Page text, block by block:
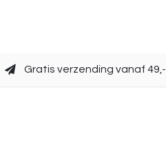
Gratis verzending vanaf 49,-